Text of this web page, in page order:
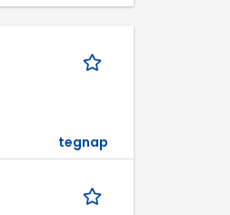
tegnap